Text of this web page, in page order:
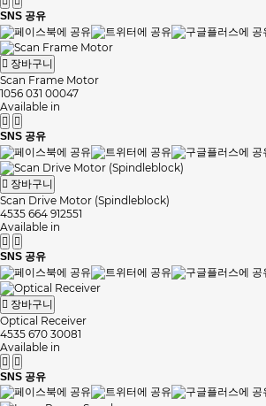
SNS 공유
장바구니
Scan Frame Motor
1056 031 00047
Available in
SNS 공유
장바구니
Scan Drive Motor (Spindleblock)
4535 664 912551
Available in
SNS 공유
장바구니
Optical Receiver
4535 670 30081
Available in
SNS 공유